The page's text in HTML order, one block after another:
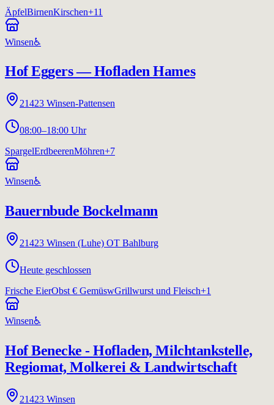
ÄpfelBirnenKirschen+11
Winsen♿
Hof Eggers — Hofladen Hames
21423 Winsen-Pattensen
08:00–18:00 Uhr
SpargelErdbeerenMöhren+7
Winsen♿
Bauernbude Bockelmann
21423 Winsen (Luhe) OT Bahlburg
Heute geschlossen
Frische EierObst € GemüswGrillwurst und Fleisch+1
Winsen♿
Hof Benecke - Hofladen, Milchtankstelle,
Regiomat, Molkerei & Landwirtschaft
21423 Winsen